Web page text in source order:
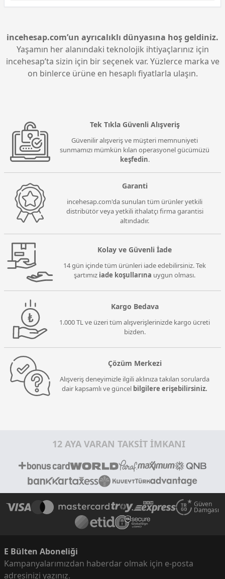
Evet, Lenovo L15 Thinkpad 21C7002HTX, kablosuz
kolayca bağlanabilmenizi sağlar.
incehesap.com’un ayrıcalıklı dünyasına hoş geldiniz.
Yaşamın her alanındaki teknolojik ihtiyaçlarınız için
incehesap’ta sizin için bir seçenek var. Yüzlerce marka ve
on binlerce ürüne en hesaplı fiyatlarla ulaşın.
Tek Tıkla Güvenli Alışveriş
Güvenilir alışveriş ve müşteri memnuniyeti
sunmamızı mümkün kılan operasyonel gücümüzü
keşfedin.
Garanti
incehesap.com'da sunulan tüm ürünler yetkili
distribütör veya yetkili ithalatçı firma garantisi
altındadır.
Kolay ve Güvenli İade
14 gün içinde tüm ürünleri iade edebilirsiniz. Tek
şartımız iade koşullarına uygun olması.
Kargo Bedava
1.000 TL ve üzeri tüm alışverişlerinizde kargo ücreti
bizden.
Çözüm Merkezi
Alışveriş deneyimizle ilgili aklınıza takılan sorularda
dair kapsamlı ve güncel bilgilere erişebilirsiniz.
12 AYA VARAN TAKSİT İMKANI
Güven
Damgası
E Bülten Aboneliği
Kampanyalarımızdan haberdar olmak için e-posta
adresinizi yazınız.